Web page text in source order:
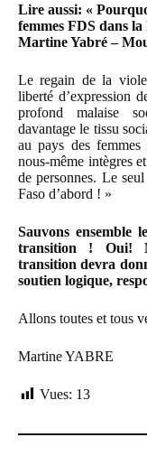
Lire aussi: «
femmes FDS dans
Martine Yabré –
Le regain de la
liberté d’expression
profond malaise
davantage le tissu
au pays des femmes
nous-même intègres
de personnes. Le
Faso d’abord ! »
Sauvons ensemble
transition ! Oui!
transition devra
soutien logique,
Allons toutes et tous
Martine YABRE
Vues: 13